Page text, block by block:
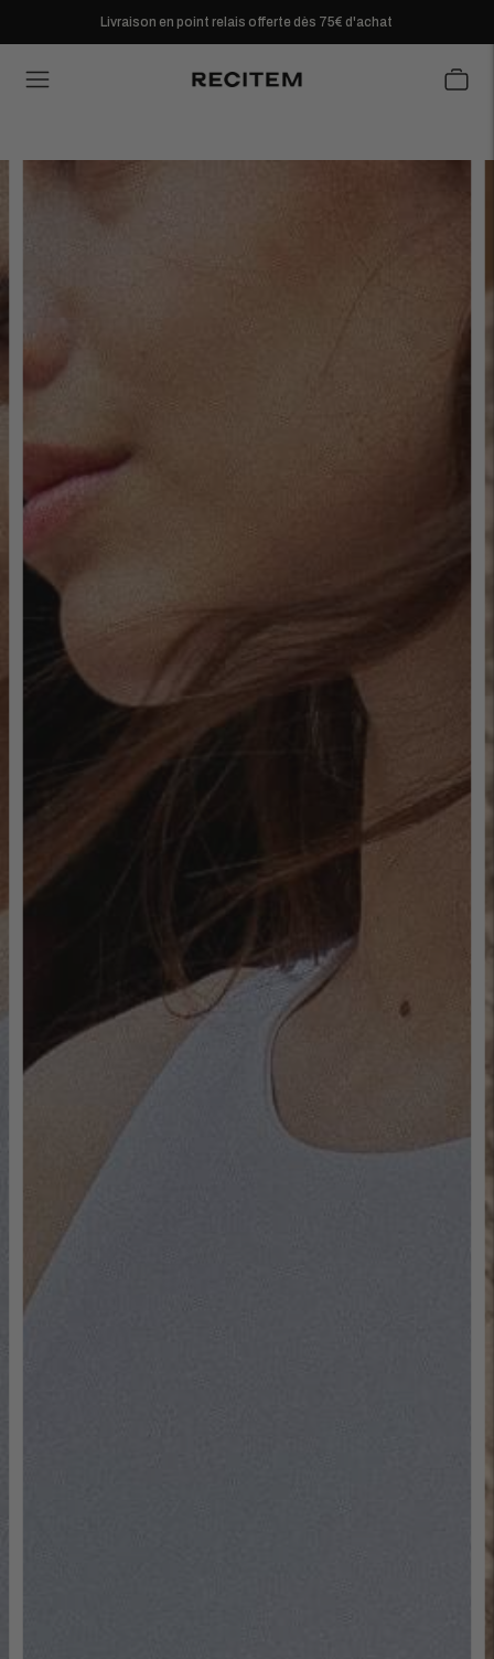
Livraison en point relais offerte dès 75€ d'achat